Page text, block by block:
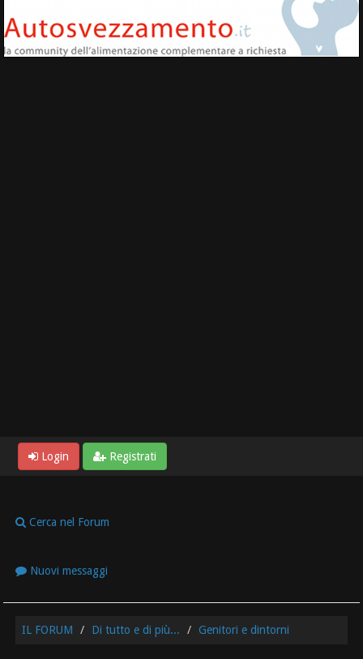
Login Registrati
Cerca nel Forum
Nuovi messaggi
IL FORUM Di tutto e di più... Genitori e dintorni